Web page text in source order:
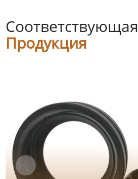
Соответствующая
Продукция